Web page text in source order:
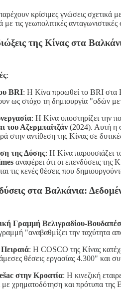
κρίσιμες γνώσεις
με τις γεωπολιτικές
της Κίνας στα
:
BRI: Η Κίνα προωθεί το BRI στα
ως στόχο τη δημιουργία "οδών
: Η Κίνα υποστηρίζει την
του Αζερμπαϊτζάν (2024). Αυτή η
στην αντίθεση της Κίνας σε
της Δύσης: Η Κίνα παρουσιάζει
αναφέρει ότι οι επενδύσεις
τις κενές θέσεις που
στα Βαλκάνια:
Γραμμή Βελιγραδίου-
γραμμή "αναβαθμίζει την
: Η COSCO της Κίνας
θέσεις εργασίας 4.300" και
στην Κροατία: Η κινεζική
με χρηματοδότηση και πρότυπα